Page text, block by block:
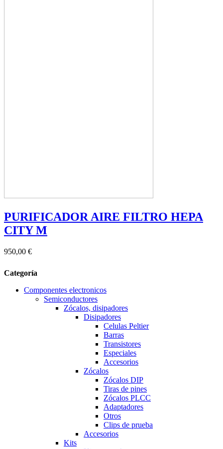
PURIFICADOR AIRE FILTRO HEPA
CITY M
950,00 €
Categoría
Componentes electronicos
Semiconductores
Zócalos, disipadores
Disipadores
Celulas Peltier
Barras
Transistores
Especiales
Accesorios
Zócalos
Zócalos DIP
Tiras de pines
Zócalos PLCC
Adaptadores
Otros
Clips de prueba
Accesorios
Kits